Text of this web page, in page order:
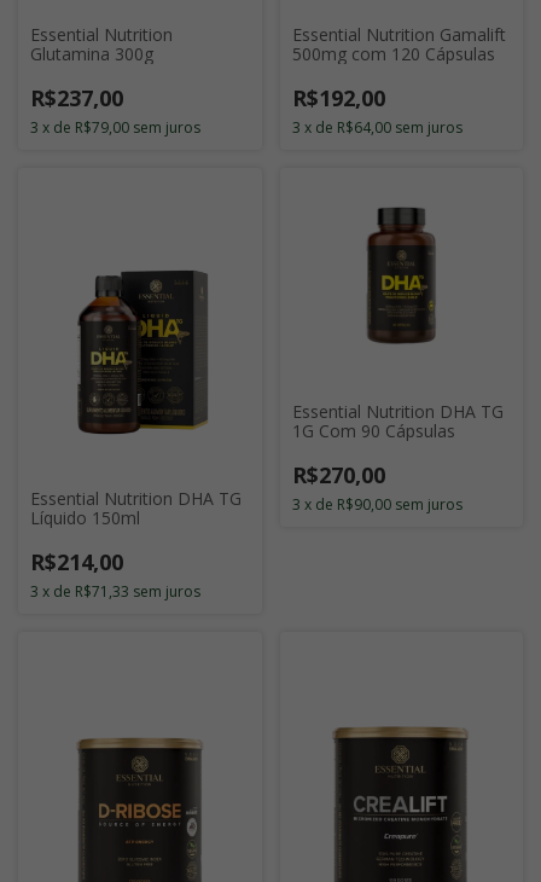
Essential Nutrition
Glutamina 300g
R$237,00
3 x de R$79,00 sem juros
Essential Nutrition Gamalift
500mg com 120 Cápsulas
R$192,00
3 x de R$64,00 sem juros
Essential Nutrition DHA TG
Líquido 150ml
R$214,00
3 x de R$71,33 sem juros
Essential Nutrition DHA TG
1G Com 90 Cápsulas
R$270,00
3 x de R$90,00 sem juros